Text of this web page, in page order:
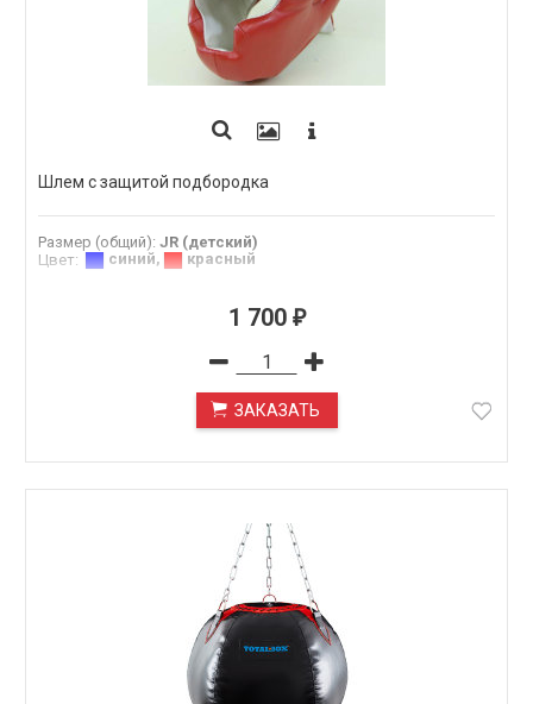
Шлем с защитой подбородка
Размер (общий): JR (детский)
Цвет: синий, красный
1 700 ₽
ЗАКАЗАТЬ